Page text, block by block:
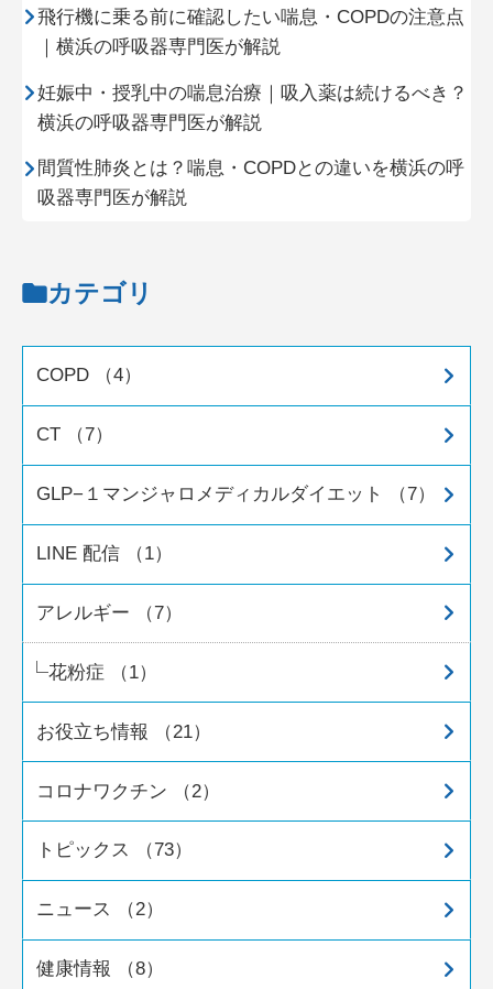
飛行機に乗る前に確認したい喘息・COPDの注意点
｜横浜の呼吸器専門医が解説
妊娠中・授乳中の喘息治療｜吸入薬は続けるべき？
横浜の呼吸器専門医が解説
間質性肺炎とは？喘息・COPDとの違いを横浜の呼
吸器専門医が解説
カテゴリ
COPD （4）
CT （7）
GLP−１マンジャロメディカルダイエット （7）
LINE 配信 （1）
アレルギー （7）
花粉症 （1）
お役立ち情報 （21）
コロナワクチン （2）
トピックス （73）
ニュース （2）
健康情報 （8）